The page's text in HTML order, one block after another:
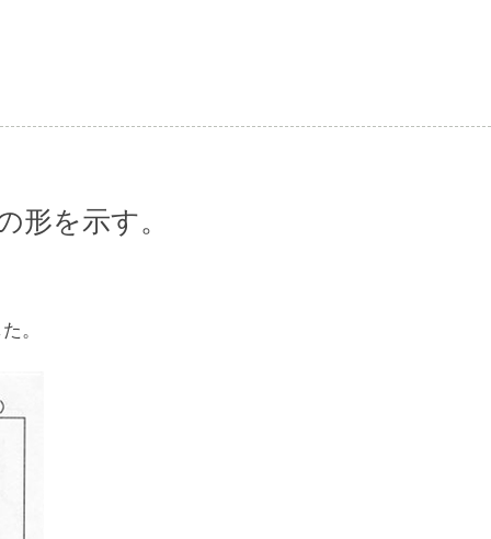
形を示す。
。